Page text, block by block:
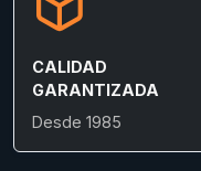
CALIDAD
GARANTIZADA
Desde 1985